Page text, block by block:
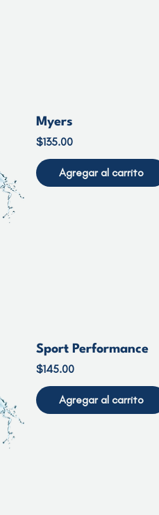
Myers
Precio
$135.00
Agregar al carrito
Sport Performance
Precio
$145.00
Agregar al carrito